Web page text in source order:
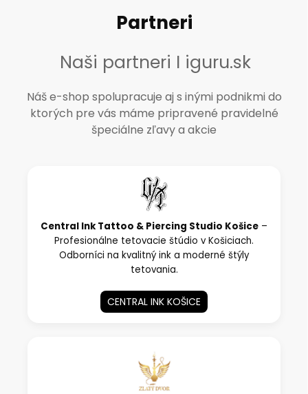
Partneri
Naši partneri I iguru.sk
Náš e-shop spolupracuje aj s inými podnikmi do
ktorých pre vás máme pripravené pravidelné
špeciálne zľavy a akcie
Central Ink Tattoo & Piercing Studio Košice –
Profesionálne tetovacie štúdio v Košiciach.
Odborníci na kvalitný ink a moderné štýly
tetovania.
CENTRAL INK KOŠICE